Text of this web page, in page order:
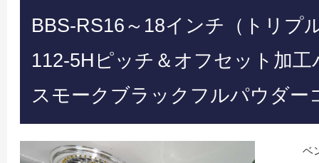
BBS-RS16～18インチ（トリプ
112-5Hピッチ＆オフセット加
スモークブラックフルパウダー
ベ